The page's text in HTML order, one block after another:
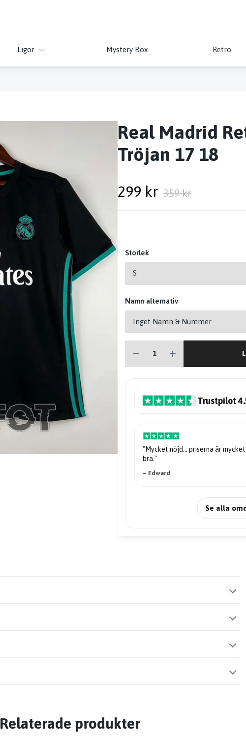
Ligor Mystery Box Retro
Real Madrid
Tröjan 17 18
299 kr 359 kr
Storlek
Namn alternativ
Trustpilot
"Mycket nöjd... priserna är mycket
"Riktigt snygga tröjor."
Se alla
Relaterade produkter